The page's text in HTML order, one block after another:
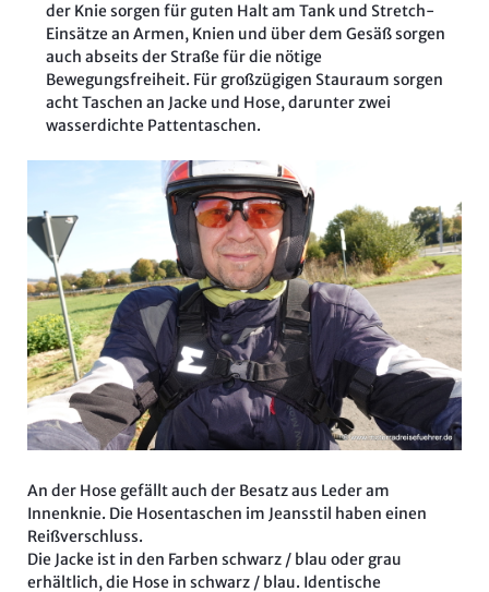
der Knie sorgen für guten Halt am Tank und Stretch-
Einsätze an Armen, Knien und über dem Gesäß sorgen
auch abseits der Straße für die nötige
Bewegungsfreiheit. Für großzügigen Stauraum sorgen
acht Taschen an Jacke und Hose, darunter zwei
wasserdichte Pattentaschen.
An der Hose gefällt auch der Besatz aus Leder am
Innenknie. Die Hosentaschen im Jeansstil haben einen
Reißverschluss.
Die Jacke ist in den Farben schwarz / blau oder grau
erhältlich, die Hose in schwarz / blau. Identische